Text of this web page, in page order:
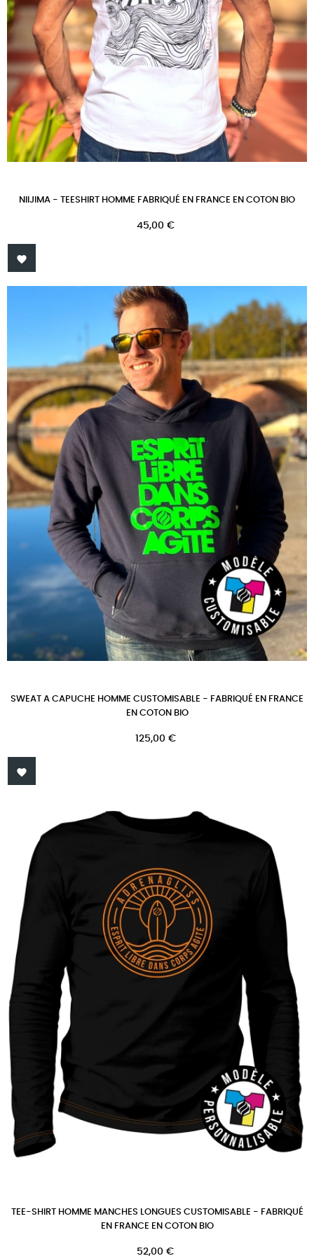
NIIJIMA - TEESHIRT HOMME FABRIQUÉ EN FRANCE EN COTON BIO
Prix
45,00 €

SWEAT A CAPUCHE HOMME CUSTOMISABLE - FABRIQUÉ EN FRANCE
EN COTON BIO
Prix
125,00 €

TEE-SHIRT HOMME MANCHES LONGUES CUSTOMISABLE - FABRIQUÉ
EN FRANCE EN COTON BIO
Prix
52,00 €